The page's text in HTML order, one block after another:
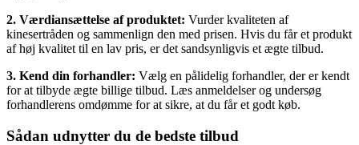
2. Værdiansættelse af produktet: Vurder kvaliteten af
kinesertråden og sammenlign den med prisen. Hvis du får et produkt
af høj kvalitet til en lav pris, er det sandsynligvis et ægte tilbud.
3. Kend din forhandler: Vælg en pålidelig forhandler, der er kendt
for at tilbyde ægte billige tilbud. Læs anmeldelser og undersøg
forhandlerens omdømme for at sikre, at du får et godt køb.
Sådan udnytter du de bedste tilbud